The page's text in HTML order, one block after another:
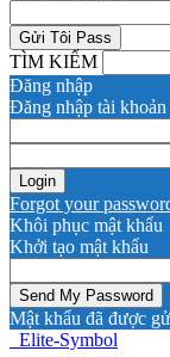
TÌM KIẾM
Đăng nhập
Đăng nhập tài khoản
Forgot your
Khôi phục mật khẩu
Khởi tạo mật khẩu
Mật khẩu đã được
Elite-Symbol